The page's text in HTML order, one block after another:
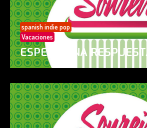
spanish indie pop
Vacaciones
ESPERO UNA RESPUESTA